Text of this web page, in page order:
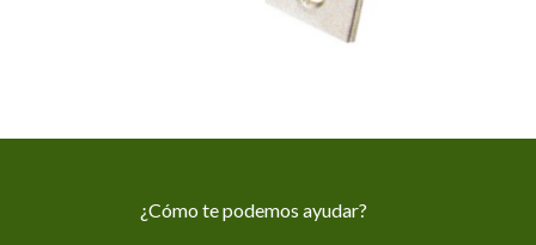
¿Cómo te podemos ayudar?